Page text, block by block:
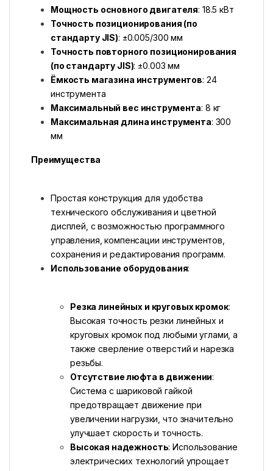
Мощность основного двигателя: 18.5 кВт
Точность позиционирования (по
стандарту JIS): ±0.005/300 мм
Точность повторного позиционирования
(по стандарту JIS): ±0.003 мм
Ёмкость магазина инструментов: 24
инструмента
Максимальный вес инструмента: 8 кг
Максимальная длина инструмента: 300
мм
Преимущества
Простая конструкция для удобства
технического обслуживания и цветной
дисплей, с возможностью программного
управления, компенсации инструментов,
сохранения и редактирования программ.
Использование оборудования:
Резка линейных и круговых кромок:
Высокая точность резки линейных и
круговых кромок под любыми углами, а
также сверление отверстий и нарезка
резьбы.
Отсутствие люфта в движении:
Система с шариковой гайкой
предотвращает движение при
увеличении нагрузки, что значительно
улучшает скорость и точность.
Высокая надежность: Использование
электрических технологий упрощает